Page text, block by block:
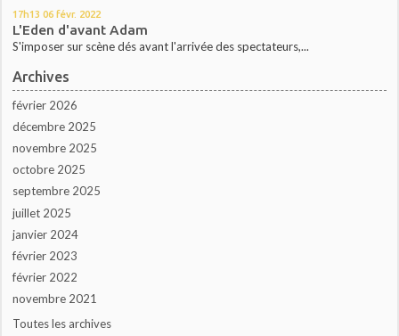
17h13 06 févr. 2022
L'Eden d'avant Adam
S'imposer sur scène dés avant l'arrivée des spectateurs,...
Archives
février 2026
décembre 2025
novembre 2025
octobre 2025
septembre 2025
juillet 2025
janvier 2024
février 2023
février 2022
novembre 2021
Toutes les archives